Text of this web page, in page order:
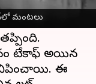
మంటలు
నుంచి
ఇండియా
టేకాఫ్ అయిన
ఈ